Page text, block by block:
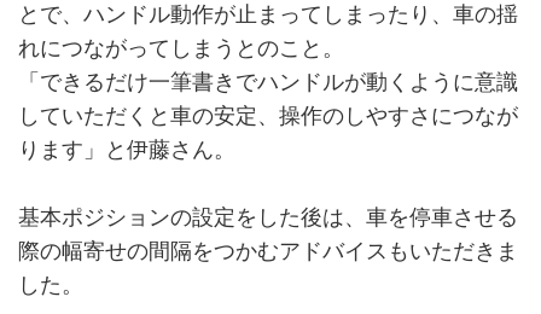
とで、ハンドル動作が止まってしまったり、車の揺
れにつながってしまうとのこと。
「できるだけ一筆書きでハンドルが動くように意識
していただくと車の安定、操作のしやすさにつなが
ります」と伊藤さん。
基本ポジションの設定をした後は、車を停車させる
際の幅寄せの間隔をつかむアドバイスもいただきま
した。